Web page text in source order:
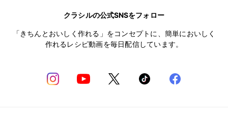
クラシルの公式SNSをフォロー
「きちんとおいしく作れる」をコンセプトに、簡単においしく
作れるレシピ動画を毎日配信しています。